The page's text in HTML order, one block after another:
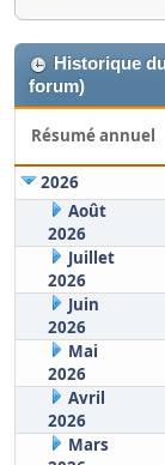
Historique
forum)
Résumé annuel
2026
Août
2026
Juillet
2026
Juin
2026
Mai
2026
Avril
2026
Mars